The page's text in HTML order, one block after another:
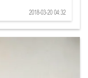
2018-03-20 04:32